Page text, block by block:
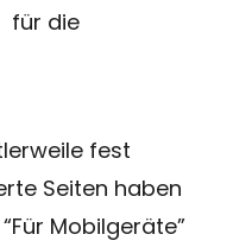
für die
fest
Seiten haben
Mobilgeräte”